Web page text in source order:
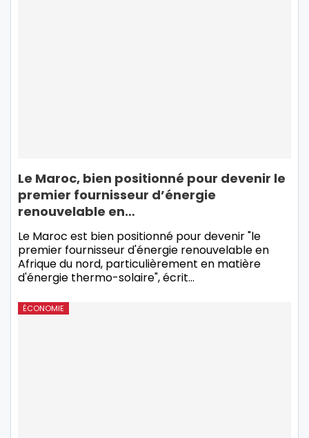
Le Maroc, bien positionné pour devenir le
premier fournisseur d’énergie
renouvelable en…
Le Maroc est bien positionné pour devenir "le
premier fournisseur d'énergie renouvelable en
Afrique du nord, particulièrement en matière
d'énergie thermo-solaire", écrit…
ÉCONOMIE